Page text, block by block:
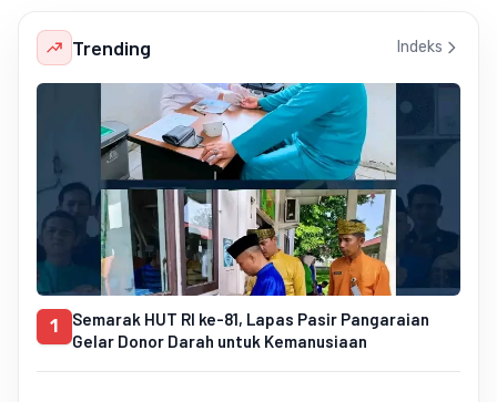
Trending Indeks
1
Semarak HUT RI ke-81, Lapas Pasir Pangaraian
Gelar Donor Darah untuk Kemanusiaan